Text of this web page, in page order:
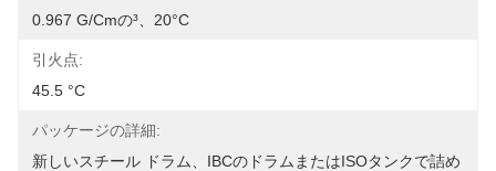
0.967 G/cmの³、20°C
引火点:
45.5 °C
パッケージの詳細:
新しいスチール ドラム、IBCのドラムまたはISOタンクで詰め